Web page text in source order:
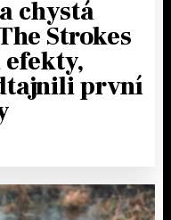
chystá
Strokes
první